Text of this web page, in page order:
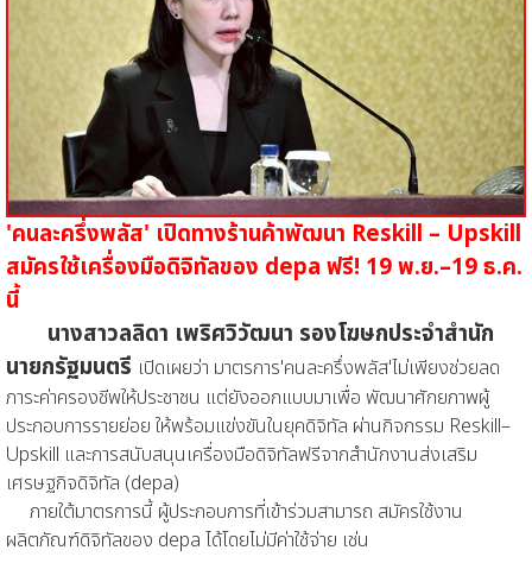
'คนละครึ่งพลัส' เปิดทางร้านค้าพัฒนา Reskill – Upskill
สมัครใช้เครื่องมือดิจิทัลของ depa ฟรี! 19 พ.ย.–19 ธ.ค.
นี้
นางสาวลลิดา เพริศวิวัฒนา รองโฆษกประจำสำนัก
นายกรัฐมนตรี เปิดเผยว่า มาตรการ'คนละครึ่งพลัส'ไม่เพียงช่วยลด
ภาระค่าครองชีพให้ประชาชน แต่ยังออกแบบมาเพื่อ พัฒนาศักยภาพผู้
ประกอบการรายย่อย ให้พร้อมแข่งขันในยุคดิจิทัล ผ่านกิจกรรม Reskill–
Upskill และการสนับสนุนเครื่องมือดิจิทัลฟรีจากสำนักงานส่งเสริม
เศรษฐกิจดิจิทัล (depa)
ภายใต้มาตรการนี้ ผู้ประกอบการที่เข้าร่วมสามารถ สมัครใช้งาน
ผลิตภัณฑ์ดิจิทัลของ depa ได้โดยไม่มีค่าใช้จ่าย เช่น